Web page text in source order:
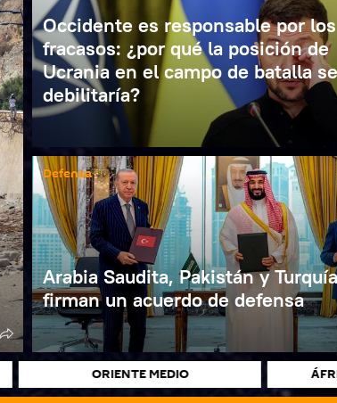
Occidente es responsable por los
fracasos: ¿por qué la posición de
Ucrania en el campo de batalla se
debilitaría?
Defensa
Arabia Saudita, Pakistán y Turquía
firman un acuerdo de defensa
ORIENTE MEDIO